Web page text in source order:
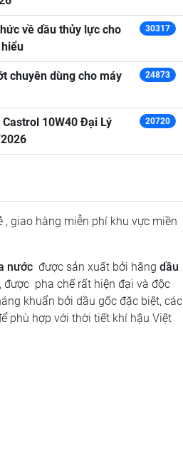
về dầu thủy lực cho
30317
chuyên dùng cho máy
24873
10W40 Đại Lý
20720
giao hàng miễn phí khu vực miền
nước được sản xuất bởi hãng dầu
pha chế rất hiện đại và độc
khuẩn bởi dầu gốc đặc biệt, các
phù hợp với thời tiết khí hậu Việt